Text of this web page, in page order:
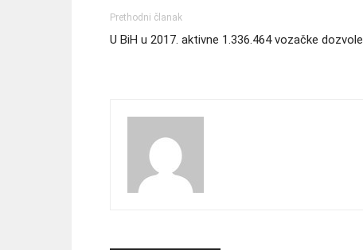
Prethodni članak
U BiH u 2017. aktivne 1.336.464 vozačke dozvole